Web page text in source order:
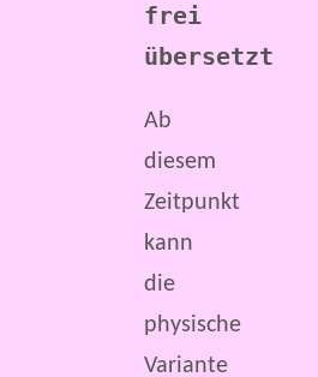
frei
übersetzt
Ab
diesem
Zeitpunkt
kann
die
physische
Variante